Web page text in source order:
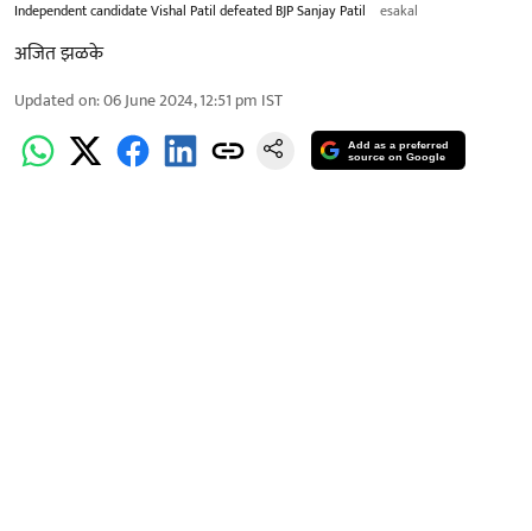
Independent candidate Vishal Patil defeated BJP Sanjay Patil esakal
अजित झळके
Updated on:06 June 2024, 12:51 pm IST
Add as a preferred
source on Google